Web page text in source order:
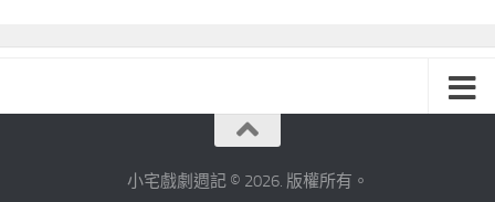
小宅戲劇週記 © 2026. 版權所有。